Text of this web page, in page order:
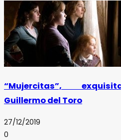
“Mujercitas”,
Guillermo del Toro
27/12/2019
0